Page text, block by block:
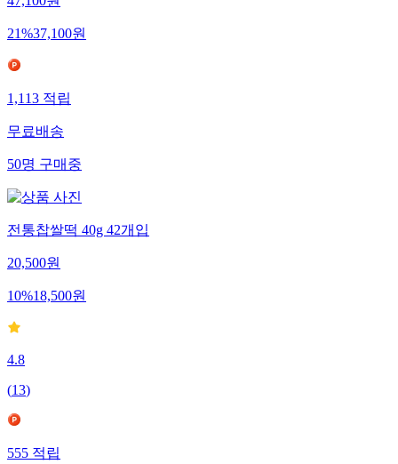
47,100원
21%37,100원
1,113적립
무료배송
50명구매중
전통찹쌀떡 40g 42개입
20,500원
10%18,500원
4.8
(13)
555적립